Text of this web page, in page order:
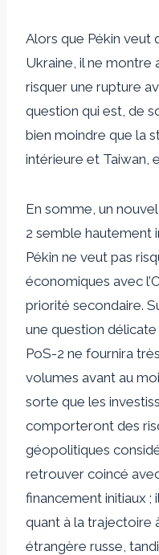
Alors que Pékin veut
Ukraine, il ne montre
risquer une rupture
question qui est, de
bien moindre que la
intérieure et Taiwan,
En somme, un
2 semble hautement
Pékin ne veut pas
économiques avec
priorité secondaire.
une question
PoS-2 ne fournira
volumes avant au
sorte que les
comporteront des
géopolitiques
retrouver coincé
financement initiaux ;
quant à la trajectoire
étrangère russe,